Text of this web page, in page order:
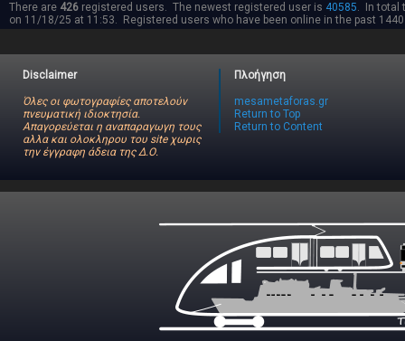
There are 426 registered users. The newest registered user is 40585. In total
on 11/18/25 at 11:53. Registered users who have been online in the past
Disclaimer
Όλες οι φωτογραφίες αποτελούν
πνευματική ιδιοκτησία.
Απαγορεύεται η αναπαραγωγη τους
αλλα και ολοκληρου του site χωρις
την έγγραφη άδεια της Δ.Ο.
Πλοήγηση
mesametaforas.gr
Return to Top
Return to Content